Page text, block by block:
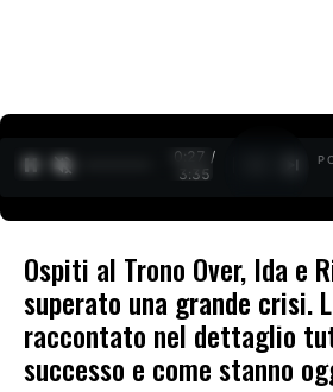
0:27 /
3:35
Ospiti al Trono Over, Ida e
superato una grande crisi.
raccontato nel dettaglio
successo e come stanno